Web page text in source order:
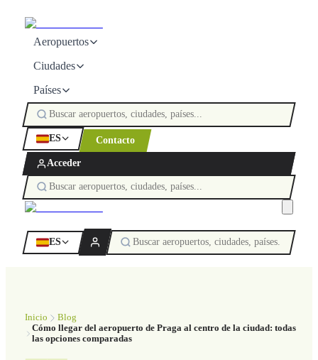
Aeropuertos
Ciudades
Países
ES Contacto
Acceder
ES
Inicio
Blog
Cómo llegar del aeropuerto de Praga al centro de la ciudad: todas
las opciones comparadas